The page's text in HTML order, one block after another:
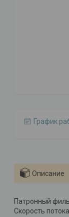
График
Описание
Патронный
Скорость